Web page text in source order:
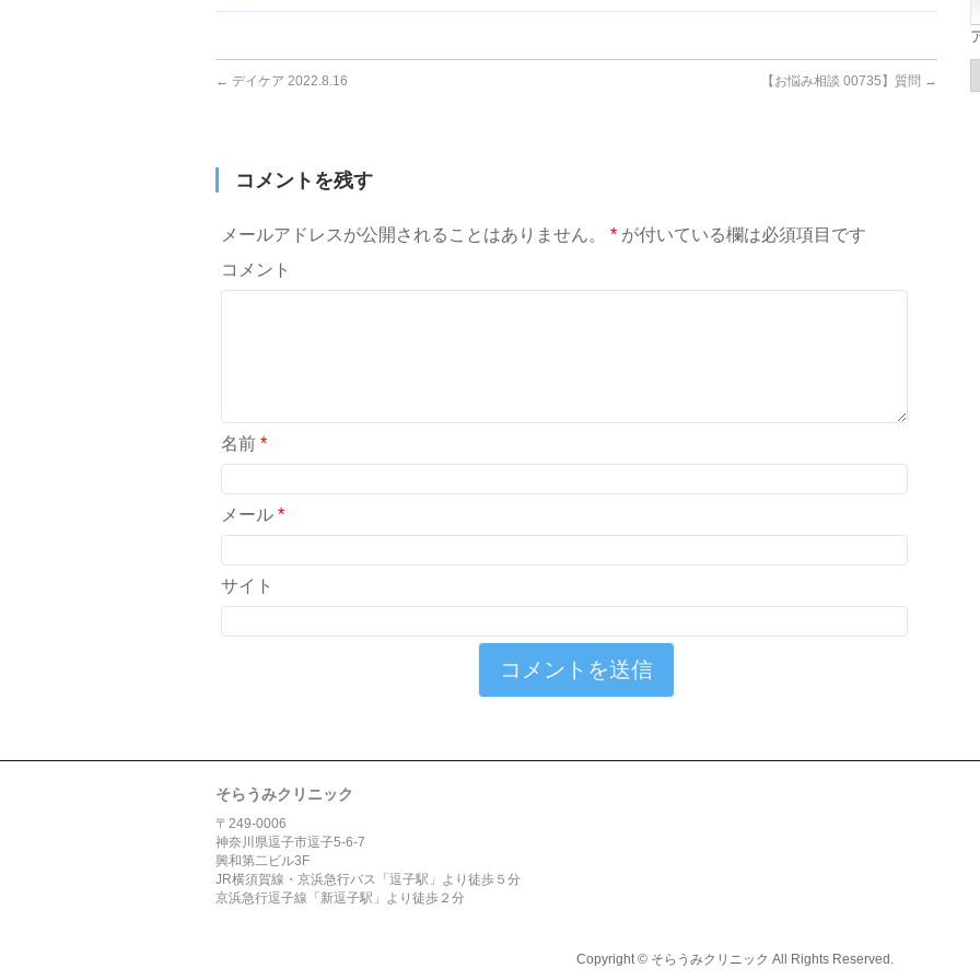
← デイケア 2022.8.16 【お悩み相談 00735】質問 →
コメントを残す
メールアドレスが公開されることはありません。 * が付いている欄は必須項目です
コメント
名前 *
メール *
サイト
そらうみクリニック
〒249-0006
神奈川県逗子市逗子5-6-7
興和第二ビル3F
JR横須賀線・京浜急行バス「逗子駅」より徒歩５分
京浜急行逗子線「新逗子駅」より徒歩２分
Copyright © そらうみクリニック All Rights Reserved.